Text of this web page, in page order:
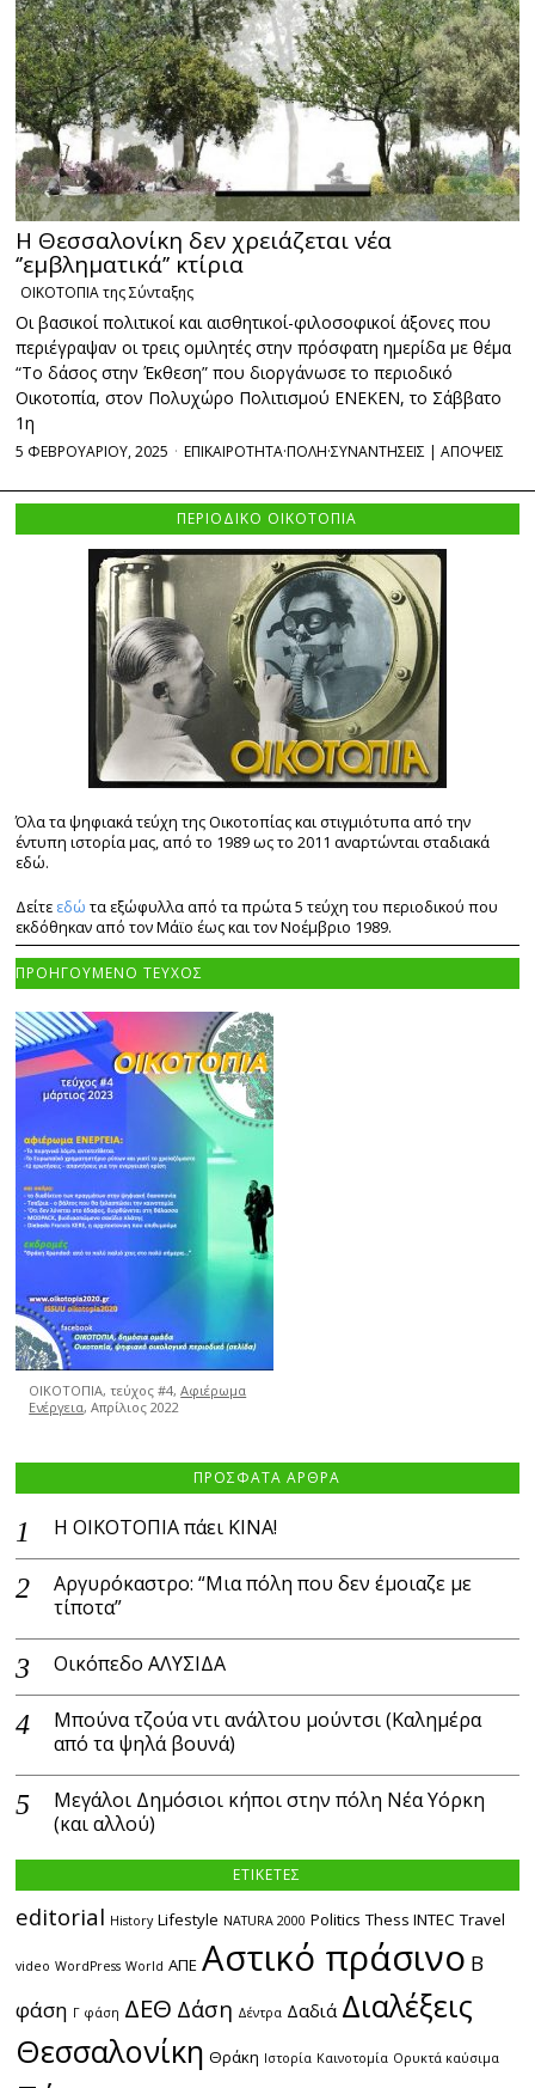
Η Θεσσαλονίκη δεν χρειάζεται νέα
‘’εμβληματικά’’ κτίρια
ΟΙΚΟΤΟΠΙΑ της Σύνταξης
Οι βασικοί πολιτικοί και αισθητικοί-φιλοσοφικοί άξονες που
περιέγραψαν οι τρεις ομιλητές στην πρόσφατη ημερίδα με θέμα
“Το δάσος στην Έκθεση” που διοργάνωσε το περιοδικό
Οικοτοπία, στον Πολυχώρο Πολιτισμού ΕΝΕΚΕΝ, το Σάββατο
1η
5 ΦΕΒΡΟΥΑΡΙΟΥ, 2025 ΕΠΙΚΑΙΡΟΤΗΤΑ·ΠΟΛΗ·ΣΥΝΑΝΤΗΣΕΙΣ | ΑΠΟΨΕΙΣ
ΠΕΡΙΟΔΙΚΟ ΟΙΚΟΤΟΠΙΑ
Όλα τα ψηφιακά τεύχη της Οικοτοπίας και στιγμιότυπα από την
έντυπη ιστορία μας, από το 1989 ως το 2011 αναρτώνται σταδιακά
εδώ.
Δείτε εδώ τα εξώφυλλα από τα πρώτα 5 τεύχη του περιοδικού που
εκδόθηκαν από τον Μάϊο έως και τον Νοέμβριο 1989.
ΠΡΟΗΓΟΥΜΕΝΟ ΤΕΥΧΟΣ
ΟΙΚΟΤΟΠΙΑ, τεύχος #4,Αφιέρωμα
Ενέργεια, Απρίλιος 2022
ΠΡΟΣΦΑΤΑ ΑΡΘΡΑ
Η ΟΙΚΟΤΟΠΙΑ πάει ΚΙΝΑ!
Αργυρόκαστρο: “Μια πόλη που δεν έμοιαζε με
τίποτα”
Οικόπεδο ΑΛΥΣΙΔΑ
Μπούνα τζούα ντι ανάλτου μούντσι (Καλημέρα
από τα ψηλά βουνά)
Μεγάλοι Δημόσιοι κήποι στην πόλη Νέα Υόρκη
(και αλλού)
ΕΤΙΚΕΤΕΣ
editorial History Lifestyle NATURA 2000 Politics Thess INTEC Travel
video WordPress World ΑΠΕ Αστικό πράσινο Β
φάση Γ φάση ΔΕΘ Δάση Δέντρα Δαδιά Διαλέξεις
Θεσσαλονίκη Θράκη Ιστορία Καινοτομία Ορυκτά καύσιμα